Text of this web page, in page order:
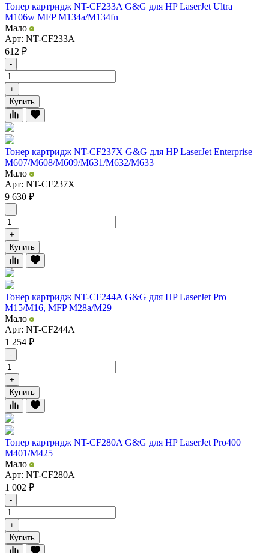
Тонер картридж NT-CF233A G&G для HP LaserJet Ultra
M106w MFP M134a/M134fn
Мало
Арт: NT-CF233A
612 ₽
-
+
Купить
Тонер картридж NT-CF237X G&G для HP LaserJet Enterprise
M607/M608/M609/M631/M632/M633
Мало
Арт: NT-CF237X
9 630 ₽
-
+
Купить
Тонер картридж NT-CF244A G&G для HP LaserJet Pro
M15/M16, MFP M28a/M29
Мало
Арт: NT-CF244A
1 254 ₽
-
+
Купить
Тонер картридж NT-CF280A G&G для HP LaserJet Pro400
M401/M425
Мало
Арт: NT-CF280A
1 002 ₽
-
+
Купить